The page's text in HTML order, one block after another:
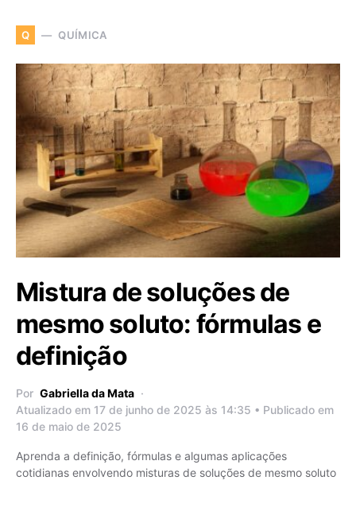
Q QUÍMICA
Mistura de soluções de
mesmo soluto: fórmulas e
definição
Por Gabriella da Mata
Atualizado em 17 de junho de 2025 às 14:35 • Publicado em
16 de maio de 2025
Aprenda a definição, fórmulas e algumas aplicações
cotidianas envolvendo misturas de soluções de mesmo soluto